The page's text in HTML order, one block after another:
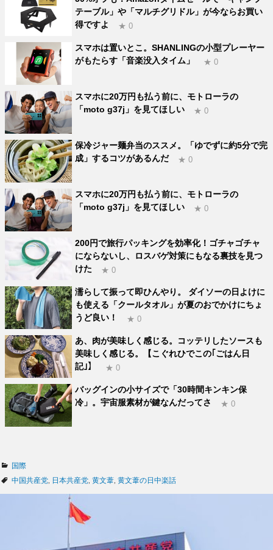
テーブル」や「マルチグリドル」が今ならお買い
得ですよ
★ 0
スマホは置いとこ。SHANLINGの小型プレーヤー
がもたらす「音楽没入タイム」
★ 0
スマホに20万円も払う前に、モトローラの
「moto g37j」を見てほしい
★ 0
保冷ジャー麺弁当のススメ。「ゆでずに約5分で完
成」するコツがあるんだ
★ 0
スマホに20万円も払う前に、モトローラの
「moto g37j」を見てほしい
★ 0
200円で旅行パッキングを効率化！ゴチャゴチャ
にならないし、ロスバゲ対策にもなる裏技を見つ
けた
★ 0
濡らして振って即ひんやり。 ダイソーの日よけに
も使える「クールタオル」が夏のおでかけにちょ
うど良い！
★ 0
あ、肉が美味しく感じる。コッテリしたソースも
美味しく感じる。【こぐれひでこの｢ごはん日
記｣】
★ 0
バッグインの小サイズで「30時間キンキン保
冷」。宇宙服素材が鍵なんだってさ
★ 0
カ
テ
国際
タ
中国共産党 日本共産党 黄文葦 黄文葦の日中楽話